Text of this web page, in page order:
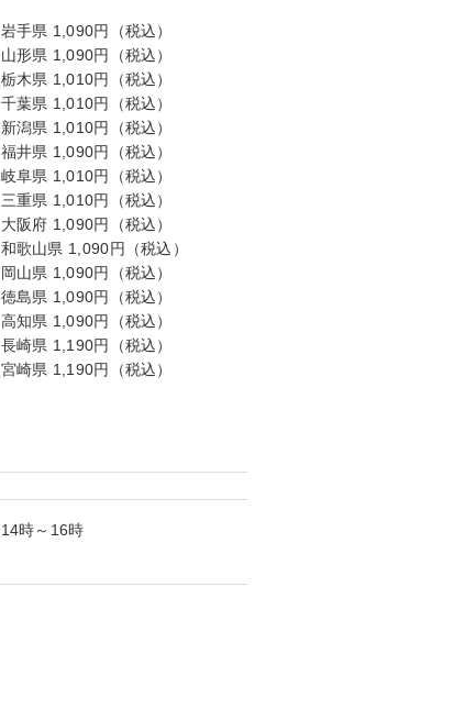
岩手県 1,090円（税込）
山形県 1,090円（税込）
栃木県 1,010円（税込）
千葉県 1,010円（税込）
新潟県 1,010円（税込）
福井県 1,090円（税込）
岐阜県 1,010円（税込）
三重県 1,010円（税込）
大阪府 1,090円（税込）
和歌山県 1,090円（税込）
岡山県 1,090円（税込）
徳島県 1,090円（税込）
高知県 1,090円（税込）
長崎県 1,190円（税込）
宮崎県 1,190円（税込）
14時～16時